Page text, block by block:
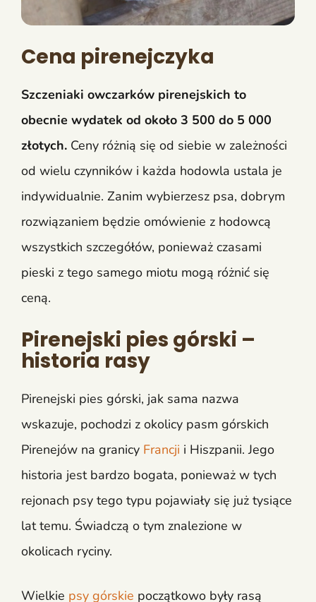
Cena pirenejczyka
Szczeniaki owczarków pirenejskich to
obecnie wydatek od około 3 500 do 5 000
złotych. Ceny różnią się od siebie w zależności
od wielu czynników i każda hodowla ustala je
indywidualnie. Zanim wybierzesz psa, dobrym
rozwiązaniem będzie omówienie z hodowcą
wszystkich szczegółów, ponieważ czasami
pieski z tego samego miotu mogą różnić się
ceną.
Pirenejski pies górski –
historia rasy
Pirenejski pies górski, jak sama nazwa
wskazuje, pochodzi z okolicy pasm górskich
Pirenejów na granicy Francji i Hiszpanii. Jego
historia jest bardzo bogata, ponieważ w tych
rejonach psy tego typu pojawiały się już tysiące
lat temu. Świadczą o tym znalezione w
okolicach ryciny.
Wielkie psy górskie początkowo były rasą